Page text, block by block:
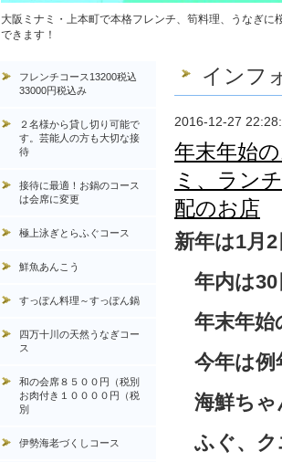
大阪ミナミ・上本町で本格フレンチ、筍料理、うなぎ
できます！
インフ
2016-12-27
年末年始
ミ、ラン
配のお店
新年は1月
年内は30
年末年始
今年は例
海鮮ちゃ
ふぐ、ク
フレンチコース13200税込
33000円税込み
２名様から貸し切り可能で
す。芸能人の方も大切な接
待
接待に最適！お鍋のコース
は会席に変更
極上泳ぎとらふぐコース
鮮魚あんこう
すっぽん料理～すっぽん鍋
四万十川の天然うなぎコー
ス
和の会席８５００円（税別
お肉付き１００００円（税
別
伊勢海老づくしコース